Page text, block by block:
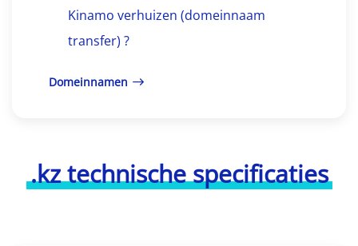
Kinamo verhuizen (domeinnaam
transfer) ?
Domeinnamen
.kz technische specificaties